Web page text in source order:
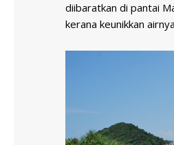
diibaratkan di pantai
kerana keunikkan